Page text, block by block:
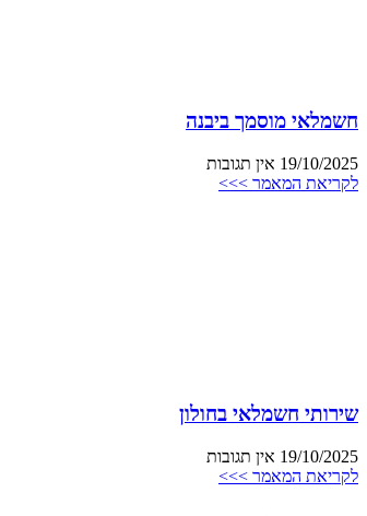
חשמלאי מוסמך ביבנה
19/10/2025 אין תגובות
לקריאת המאמר >>>
שירותי חשמלאי בחולון
19/10/2025 אין תגובות
לקריאת המאמר >>>